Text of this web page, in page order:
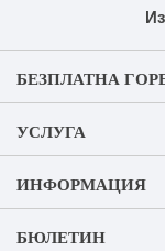
БЕЗПЛАТНА
УСЛУГА
ИНФОРМАЦИЯ
БЮЛЕТИН